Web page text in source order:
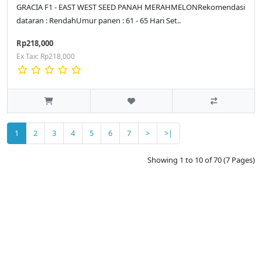
GRACIA F1 - EAST WEST SEED PANAH MERAHMELONRekomendasi
dataran : RendahUmur panen : 61 - 65 Hari Set..
Rp218,000
Ex Tax: Rp218,000
1 2 3 4 5 6 7 > >|
Showing 1 to 10 of 70 (7 Pages)